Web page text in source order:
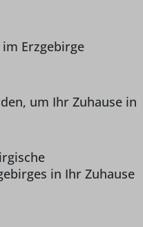
Erzgebirge
um Ihr Zuhause in
in Ihr Zuhause